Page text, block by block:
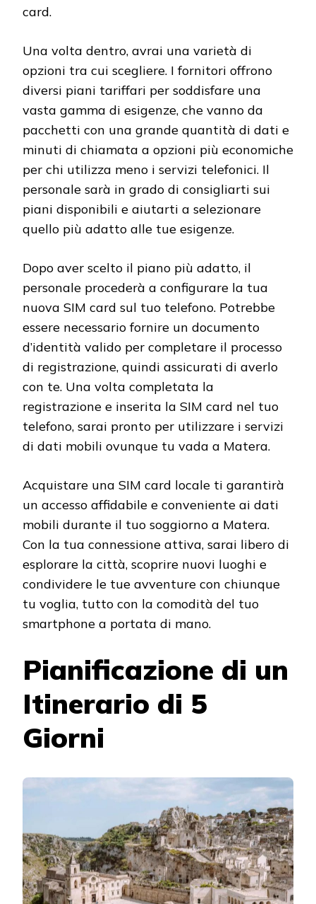
card.
Una volta dentro, avrai una varietà di
opzioni tra cui scegliere. I fornitori offrono
diversi piani tariffari per soddisfare una
vasta gamma di esigenze, che vanno da
pacchetti con una grande quantità di dati e
minuti di chiamata a opzioni più economiche
per chi utilizza meno i servizi telefonici. Il
personale sarà in grado di consigliarti sui
piani disponibili e aiutarti a selezionare
quello più adatto alle tue esigenze.
Dopo aver scelto il piano più adatto, il
personale procederà a configurare la tua
nuova SIM card sul tuo telefono. Potrebbe
essere necessario fornire un documento
d’identità valido per completare il processo
di registrazione, quindi assicurati di averlo
con te. Una volta completata la
registrazione e inserita la SIM card nel tuo
telefono, sarai pronto per utilizzare i servizi
di dati mobili ovunque tu vada a Matera.
Acquistare una SIM card locale ti garantirà
un accesso affidabile e conveniente ai dati
mobili durante il tuo soggiorno a Matera.
Con la tua connessione attiva, sarai libero di
esplorare la città, scoprire nuovi luoghi e
condividere le tue avventure con chiunque
tu voglia, tutto con la comodità del tuo
smartphone a portata di mano.
Pianificazione di un
Itinerario di 5
Giorni